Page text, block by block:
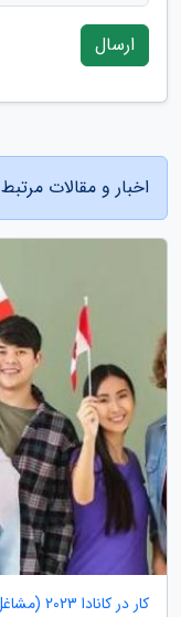
ارسال
اخبار و مقالات مرتبط
کار در کانادا 2023 (مشاغل موردنیاز، اخذ ویزا)